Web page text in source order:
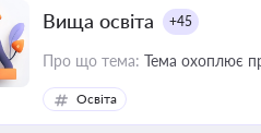
Вища освіта +45
Про що тема: Тема охоплює
Освіта